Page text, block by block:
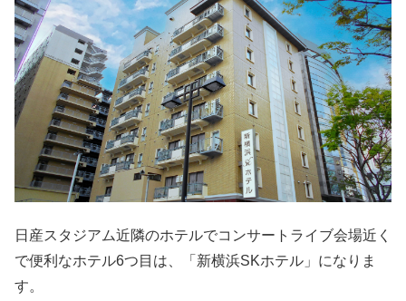
日産スタジアム近隣のホテルでコンサートライブ会場近く
で便利なホテル6つ目は、「新横浜SKホテル」になりま
す。